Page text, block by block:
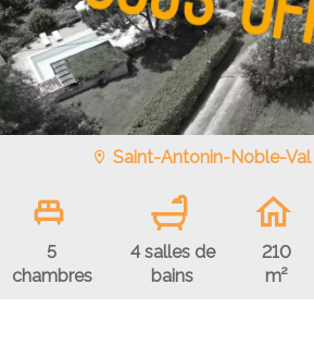
Saint-Antonin-Noble-Val |
5
chambres
4 salles de
bains
210
m²